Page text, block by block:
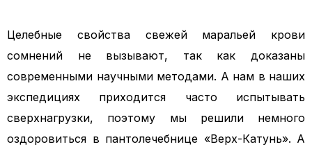
Целебные свойства свежей маральей крови
сомнений не вызывают, так как доказаны
современными научными методами. А нам в наших
экспедициях приходится часто испытывать
сверхнагрузки, поэтому мы решили немного
оздоровиться в пантолечебнице «Верх-Катунь». А